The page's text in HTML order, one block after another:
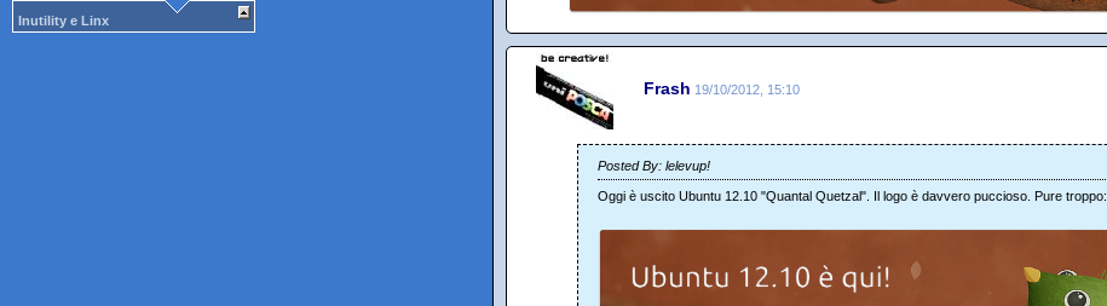
Inutility e Linx
Frash 19/10/2012, 15:10
Posted By: lelevup!
Oggi è uscito Ubuntu 12.10 "Quantal Quetzal". Il logo è davvero puccioso. Pure troppo: